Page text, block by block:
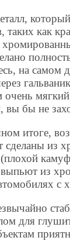
таких как
на самом
бы не
итоге,
сделаны из
из
с
для